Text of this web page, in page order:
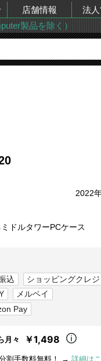
店舗情報 法
製品を除く）
2022
ドルタワーPCケース
込
ショッピングクレジ
メルペイ
Pay
月々 ￥1,498
割手数料無料！ → 詳細は